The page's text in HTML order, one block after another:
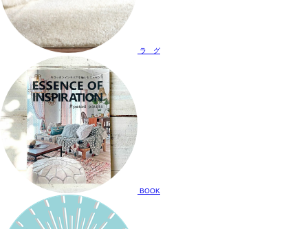
ラ グ
BOOK